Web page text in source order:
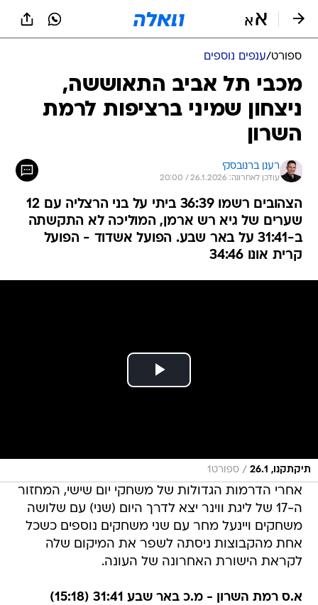
ספורט/ענפים נוספים
מכבי תל אביב התאוששה,
ניצחון שמיני ברציפות לרמת
השרון
רענן ברנובסקי
עודכן לאחרונה: 26.1.2026 / 20:00
הצהובים רשמו 36:39 ביתי על בני הרצליה עם 12
שערים של גיא רש ארמן, המוליכה לא התקשתה
ב-31:41 על באר שבע. הפועל אשדוד - הפועל
קרית אונו 34:46
תיקתקנו, 26.1 / ספורט1
אחרי הדרמות הגדולות של משחקי יום שישי, המחזור
ה-17 של ליגת ווינר יצא לדרך היום (שני) עם שלושה
משחקים ויינעל מחר עם שני משחקים נוספים כשכל
אחת מהקבוצות ניסתה לשפר את המיקום שלה
לקראת הישורת האחרונה של העונה.
א.ס רמת השרון - מ.כ באר שבע 31:41 (15:18)